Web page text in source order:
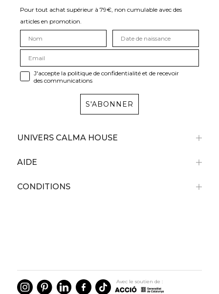
Pour tout achat supérieur à 79€, non cumulable avec des
articles en promotion.
J'accepte la politique de confidentialité et de recevoir
des communications
S'ABONNER
UNIVERS CALMA HOUSE
AIDE
CONDITIONS
Avec le soutien de :